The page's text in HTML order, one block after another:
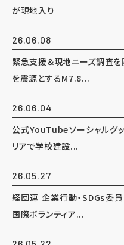
が現地入り
26.06.08
緊急支援＆現地ニーズ調査を
を震源とするM7.8...
26.06.04
公式YouTubeソーシャルグ
リアで学校建設...
26.05.27
経団連 企業行動・SDGs委員
国際ボランティア...